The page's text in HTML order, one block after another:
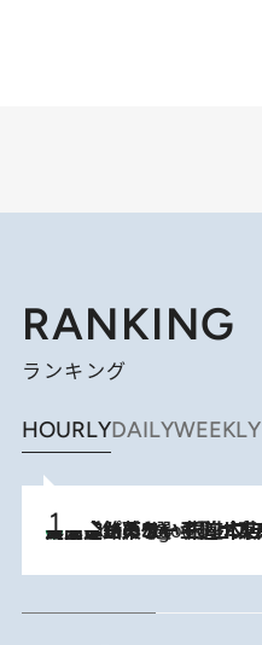
RANKING
ランキング
HOURLYDAILYWEEKLY
4 Hours Ago
【間違いのない王道・東京土産】資生堂パーラー 銀座本店でのみ出会える銘菓5選《極上プディング・濃厚チーズケーキ・ボンボンショコラほか》